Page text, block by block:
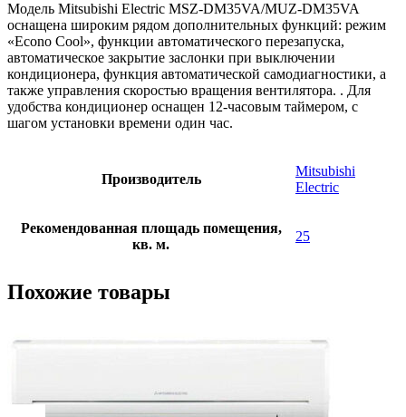
Модель Mitsubishi Electric MSZ-DM35VA/MUZ-DM35VA
оснащена широким рядом дополнительных функций: режим
«Econo Cool», функции автоматического перезапуска,
автоматическое закрытие заслонки при выключении
кондиционера, функция автоматической самодиагностики, а
также управления скоростью вращения вентилятора. . Для
удобства кондиционер оснащен 12-часовым таймером, с
шагом установки времени один час.
Производитель
Mitsubishi
Electric
Рекомендованная площадь помещения,
кв. м.
25
Похожие товары